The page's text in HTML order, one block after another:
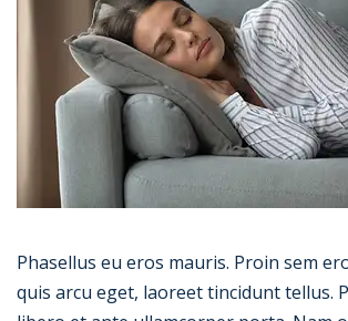
Phasellus eu eros mauris. Proin sem
quis arcu eget, laoreet tincidunt tellus.